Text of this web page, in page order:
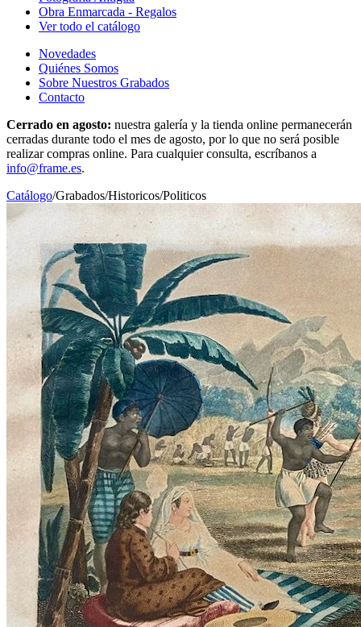
Obra Enmarcada - Regalos
Ver todo el catálogo
Novedades
Quiénes Somos
Sobre Nuestros Grabados
Contacto
Cerrado en agosto: nuestra galería y la tienda online permanecerán
cerradas durante todo el mes de agosto, por lo que no será posible
realizar compras online. Para cualquier consulta, escríbanos a
info@frame.es.
Catálogo/Grabados/Historicos/Politicos